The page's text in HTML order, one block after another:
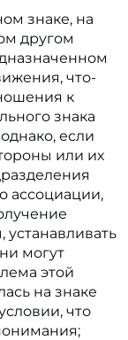
знаке, на
другом
что-
к
знака
если
или их
ассоциации,
могут
этой
на знаке
что